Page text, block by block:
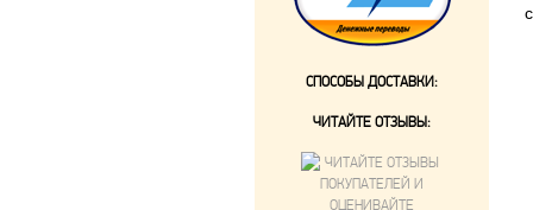
СПОСОБЫ ДОСТАВКИ:
ЧИТАЙТЕ ОТЗЫВЫ: